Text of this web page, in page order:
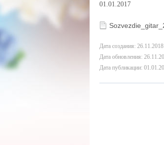
01.01.2017
Дата создания: 26.11.2018
Дата обновления:
Дата публикации: